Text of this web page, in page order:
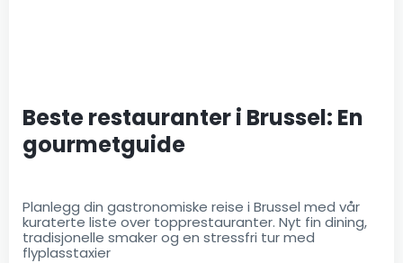
Beste restauranter i Brussel: En
gourmetguide
Planlegg din gastronomiske reise i Brussel med vår
kuraterte liste over topprestauranter. Nyt fin dining,
tradisjonelle smaker og en stressfri tur med
flyplasstaxier